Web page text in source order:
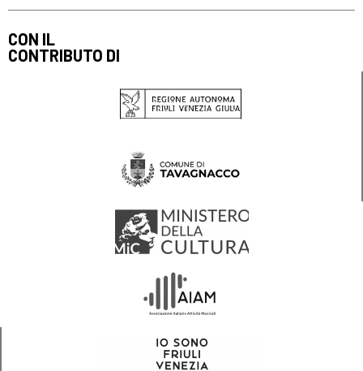
CON IL
CONTRIBUTO DI